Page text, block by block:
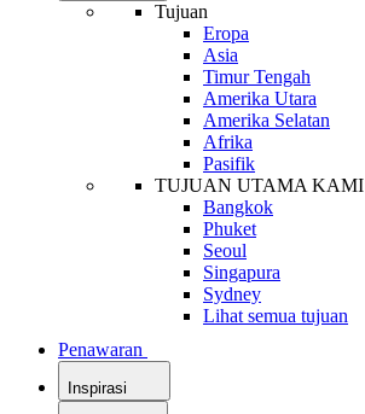
Tujuan
Eropa
Asia
Timur Tengah
Amerika Utara
Amerika Selatan
Afrika
Pasifik
TUJUAN UTAMA KAMI
Bangkok
Phuket
Seoul
Singapura
Sydney
Lihat semua tujuan
Penawaran
Inspirasi